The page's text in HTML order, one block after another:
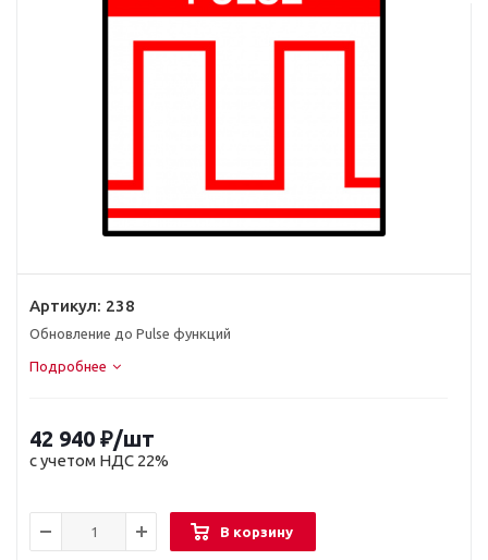
Артикул: 238
Обновление до Pulse функций
Подробнее
42 940 ₽/шт
с учетом НДС 22%
В корзину